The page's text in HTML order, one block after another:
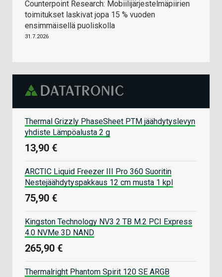
Counterpoint Research: Mobiilijärjestelmäpiirien
toimitukset laskivat jopa 15 % vuoden
ensimmäisellä puoliskolla
31.7.2026
Thermal Grizzly PhaseSheet PTM jäähdytyslevyn
yhdiste Lämpöalusta 2 g
13,90 €
ARCTIC Liquid Freezer III Pro 360 Suoritin
Nestejäähdytyspakkaus 12 cm musta 1 kpl
75,90 €
Kingston Technology NV3 2 TB M.2 PCI Express
4.0 NVMe 3D NAND
265,90 €
Thermalright Phantom Spirit 120 SE ARGB